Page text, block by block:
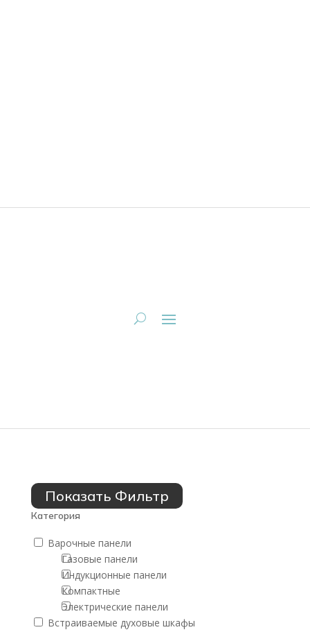
Показать Фильтр
Категория
Варочные панели
Газовые панели
Индукционные панели
Компактные
Электрические панели
Встраиваемые духовые шкафы